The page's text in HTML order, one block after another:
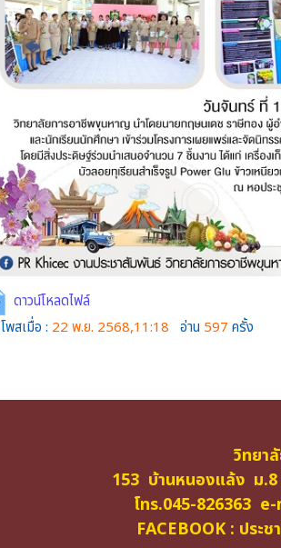
ดาวน์โหลดไฟล์
โพสเมื่อ : 22 พ.ย. 2568,11:18 อ่าน 597 ครั้ง
วิทยา
153 บ้านหนองแล้ง ม
โทร.045-826363
FACEBOOK : ประ